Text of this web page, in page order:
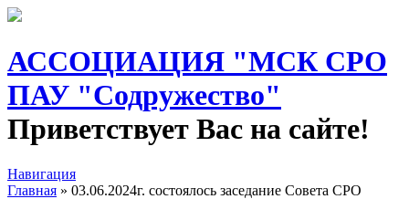
АССОЦИАЦИЯ "МСК СРО
ПАУ "Содружество"
Приветствует Вас на сайте!
Навигация
Главная » 03.06.2024г. состоялось заседание Совета СРО